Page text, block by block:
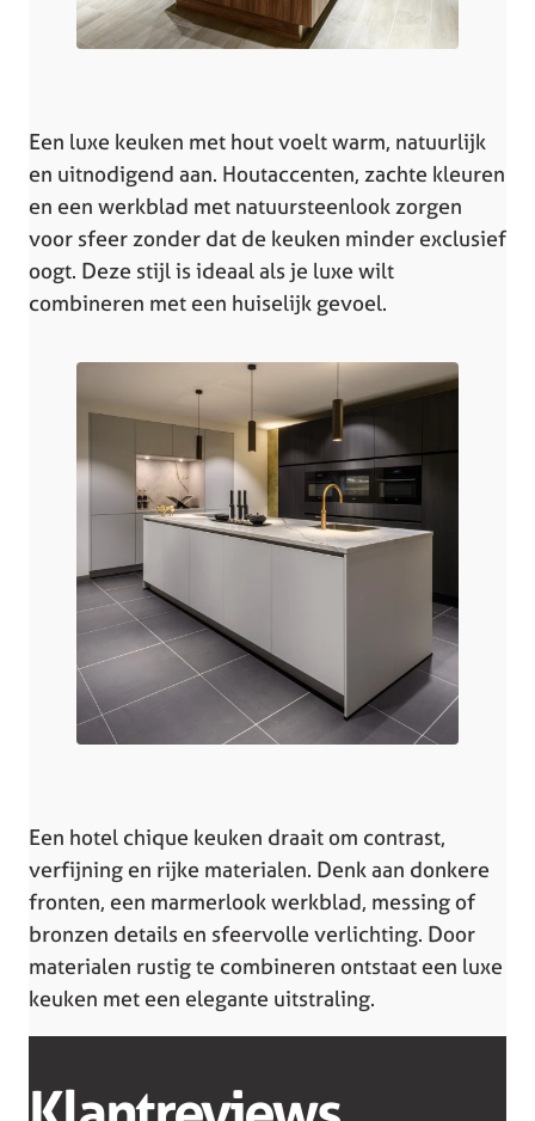
Een luxe keuken met hout voelt warm, natuurlijk
en uitnodigend aan. Houtaccenten, zachte kleuren
en een werkblad met natuursteenlook zorgen
voor sfeer zonder dat de keuken minder exclusief
oogt. Deze stijl is ideaal als je luxe wilt
combineren met een huiselijk gevoel.
Een hotel chique keuken draait om contrast,
verfijning en rijke materialen. Denk aan donkere
fronten, een marmerlook werkblad, messing of
bronzen details en sfeervolle verlichting. Door
materialen rustig te combineren ontstaat een luxe
keuken met een elegante uitstraling.